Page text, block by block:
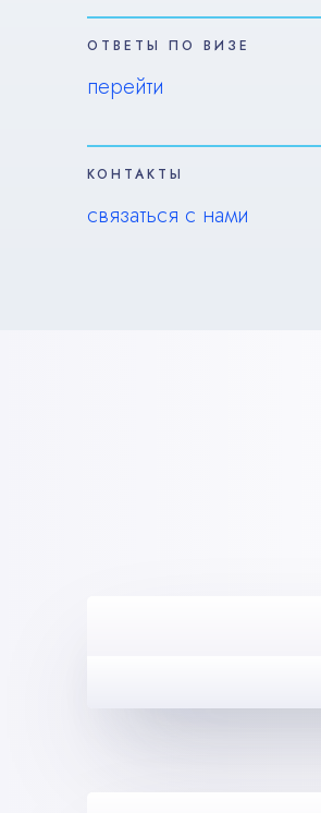
ОТВЕТЫ ПО ВИЗЕ
перейти
КОНТАКТЫ
связаться с нами